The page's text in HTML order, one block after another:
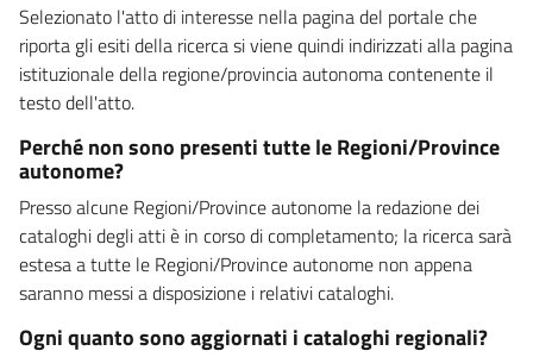
Selezionato l'atto di interesse nella pagina del portale che
riporta gli esiti della ricerca si viene quindi indirizzati alla pagina
istituzionale della regione/provincia autonoma contenente il
testo dell'atto.
Perché non sono presenti tutte le Regioni/Province
autonome?
Presso alcune Regioni/Province autonome la redazione dei
cataloghi degli atti è in corso di completamento; la ricerca sarà
estesa a tutte le Regioni/Province autonome non appena
saranno messi a disposizione i relativi cataloghi.
Ogni quanto sono aggiornati i cataloghi regionali?